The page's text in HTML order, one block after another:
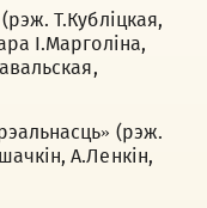
Т.Кубліцкая,
І.Марголіна,
(рэж.
А.Ленкін,